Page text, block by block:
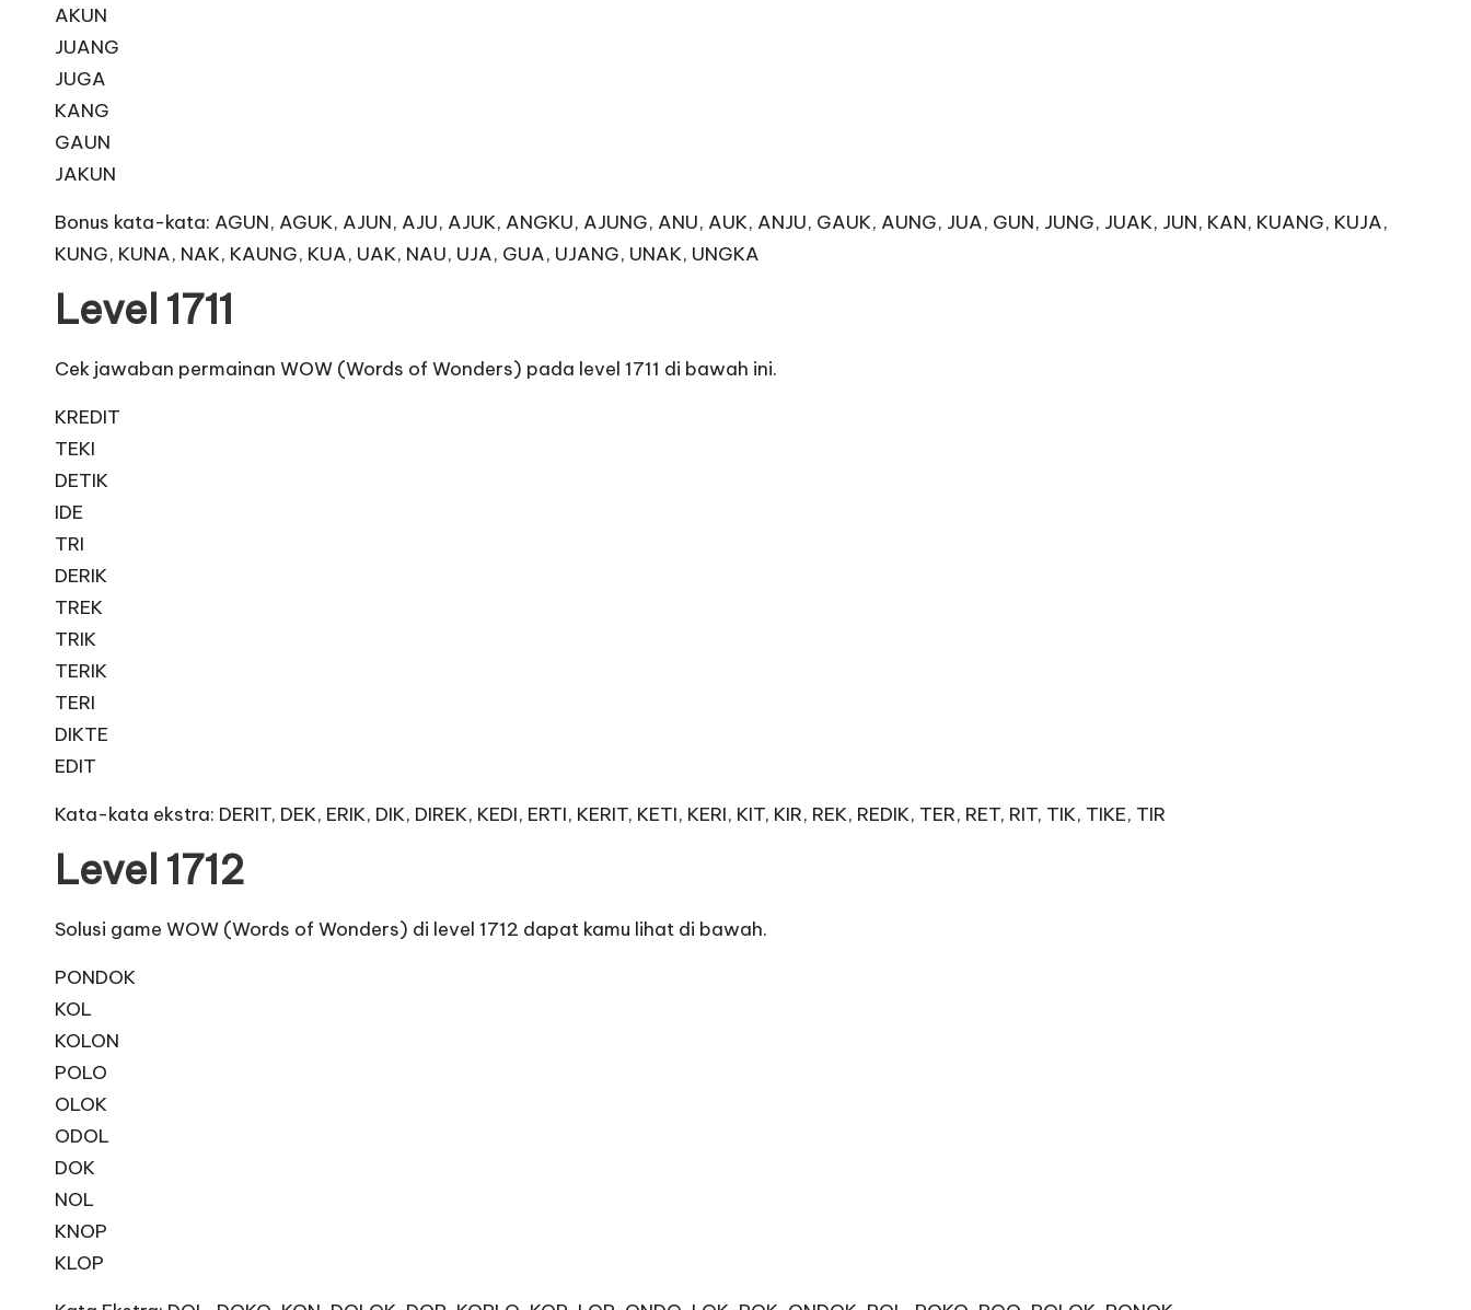
AKUN
JUANG
JUGA
KANG
GAUN
JAKUN
Bonus kata-kata: AGUN, AGUK, AJUN, AJU, AJUK, ANGKU, AJUNG, ANU, AUK, ANJU, GAUK, AUNG, JUA, GUN, JUNG, JUAK, JUN, KAN, KUANG, KUJA,
KUNG, KUNA, NAK, KAUNG, KUA, UAK, NAU, UJA, GUA, UJANG, UNAK, UNGKA
Level 1711
Cek jawaban permainan WOW (Words of Wonders) pada level 1711 di bawah ini.
KREDIT
TEKI
DETIK
IDE
TRI
DERIK
TREK
TRIK
TERIK
TERI
DIKTE
EDIT
Kata-kata ekstra: DERIT, DEK, ERIK, DIK, DIREK, KEDI, ERTI, KERIT, KETI, KERI, KIT, KIR, REK, REDIK, TER, RET, RIT, TIK, TIKE, TIR
Level 1712
Solusi game WOW (Words of Wonders) di level 1712 dapat kamu lihat di bawah.
PONDOK
KOL
KOLON
POLO
OLOK
ODOL
DOK
NOL
KNOP
KLOP